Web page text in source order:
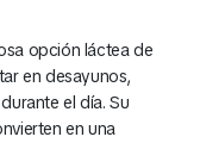
opción láctea de
en desayunos,
el día. Su
en una